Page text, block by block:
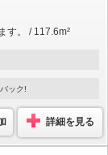
す。 / 117.6m²
ック!
詳細を見る